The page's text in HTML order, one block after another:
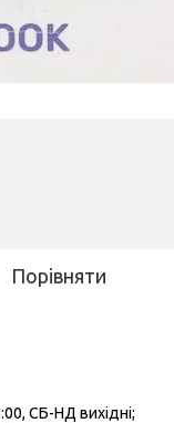
Порівняти
СБ-НД вихідні;